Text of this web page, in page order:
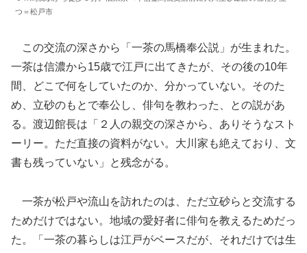
つ＝松戸市
この交流の深さから「一茶の馬橋奉公説」が生まれた。
一茶は信濃から15歳で江戸に出てきたが、その後の10年
間、どこで何をしていたのか、分かっていない。そのた
め、立砂のもとで奉公し、俳句を教わった、との説があ
る。渡辺館長は「２人の親交の深さから、ありそうなスト
ーリー。ただ直接の資料がない。大川家も絶えており、文
書も残っていない」と残念がる。
一茶が松戸や流山を訪れたのは、ただ立砂らと交流する
ためだけではない。地域の愛好者に俳句を教えるためだっ
た。「一茶の暮らしは江戸がベースだが、それだけでは生